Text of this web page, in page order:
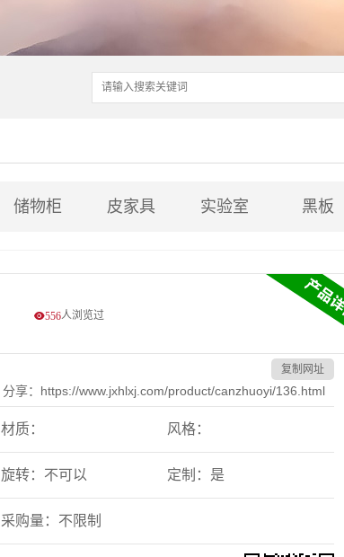
储物柜 皮家具 实验室 黑板
556人浏览过
复制网址
分享：https://www.jxhlxj.com/product/canzhuoyi/136.html
材质： 风格：
旋转：不可以 定制：是
采购量：不限制